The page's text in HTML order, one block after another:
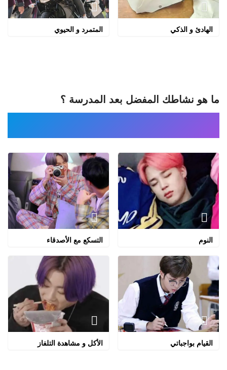
الهادئ و الذكي المتمرد و الحيوي
ما هو نشاطك المفضل بعد المدرسة ؟
النوم التسكع مع الأصدقاء
القيام بواجباتي الأكل و مشاهدة التلفاز